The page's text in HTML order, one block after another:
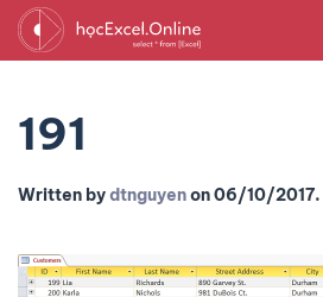
191
Written bydtnguyenon06/10/2017.